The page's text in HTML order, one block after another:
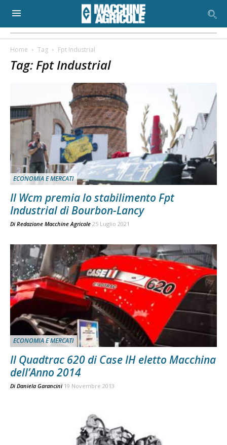
Home Tag Fpt Industrial
Tag: Fpt Industrial
ECONOMIA E MERCATI
Il Wcm premia lo stabilimento Fpt
Industrial di Bourbon-Lancy
Di Redazione Macchine Agricole 25 Luglio 2021
ECONOMIA E MERCATI
Il Quadtrac 620 di Case IH eletto Macchina
dell’Anno 2014
Di Daniela Garancini 19 Novembre 2013